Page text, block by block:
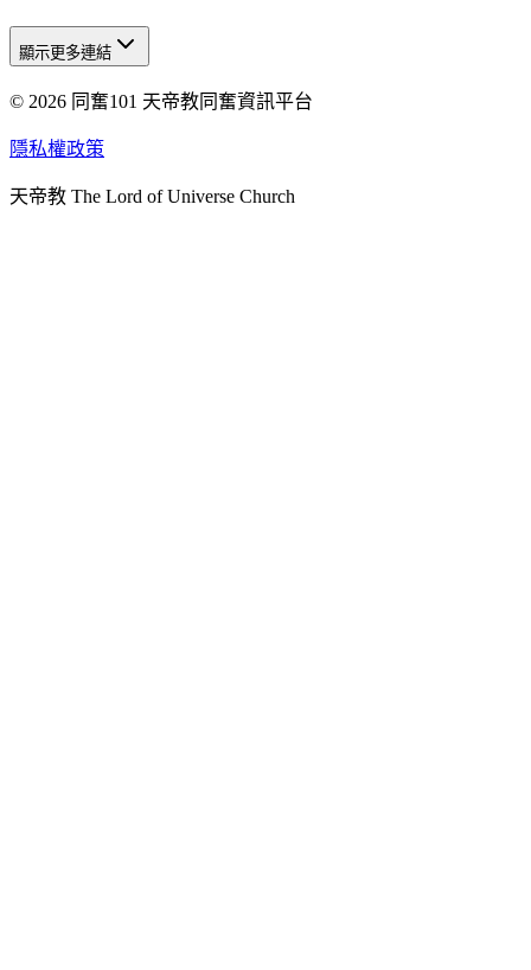
天人研究總院
天人研究學院
天人炁功院
顯示更多連結
© 2026 同奮101 天帝教同奮資訊平台
隱私權政策
天帝教 The Lord of Universe Church